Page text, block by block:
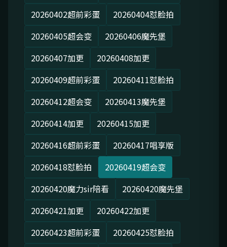
20260402超前彩蛋
20260404怼脸拍
20260405超会变
20260406魔先堡
20260407加更
20260408加更
20260409超前彩蛋
20260411怼脸拍
20260412超会变
20260413魔先堡
20260414加更
20260415加更
20260416超前彩蛋
20260417唱享版
20260418怼脸拍
20260419超会变
20260420魔力sir陪看
20260420魔先堡
20260421加更
20260422加更
20260423超前彩蛋
20260425怼脸拍